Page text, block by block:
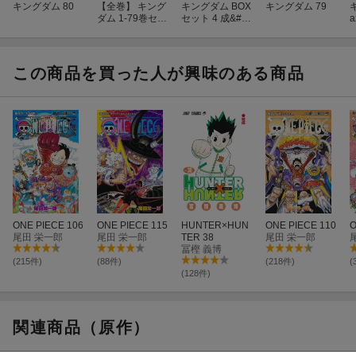
キングダム 80
【全巻】 キング
ダム 1-79巻セッ
キングダム BOX
セット 4 成&#34
戦い
キングダム 79
この商品を買った人が興味のある商品
ONE PIECE 106
尾田 栄一郎
(215件)
ONE PIECE 115
尾田 栄一郎
(88件)
HUNTER×HUN
TER 38
冨樫 義博
(128件)
ONE PIECE 110
尾田 栄一郎
(218件)
関連商品（原作）